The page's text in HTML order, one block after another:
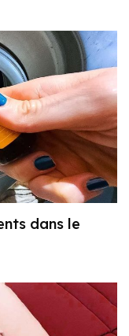
dans le